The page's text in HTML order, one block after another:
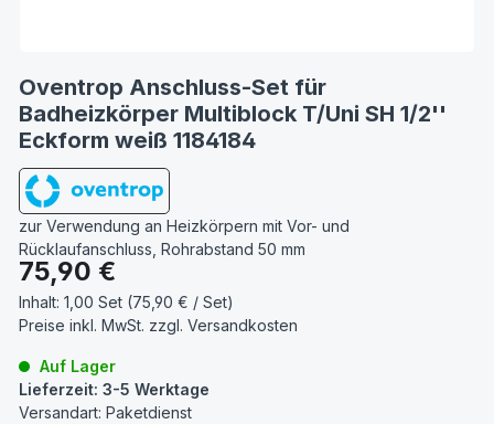
Oventrop Anschluss-Set für
Badheizkörper Multiblock T/Uni SH 1/2''
Eckform weiß 1184184
zur Verwendung an Heizkörpern mit Vor- und
Rücklaufanschluss, Rohrabstand 50 mm
Regulärer Preis:
75,90 €
Inhalt: 1,00 Set (75,90 € / Set)
Preise inkl. MwSt. zzgl. Versandkosten
Auf Lager
Lieferzeit: 3-5 Werktage
Versandart: Paketdienst